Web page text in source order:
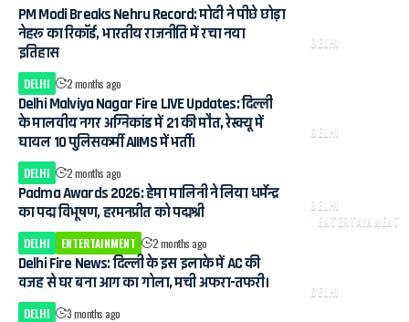
DELHI
PM Modi Breaks Nehru Record: मोदी ने पीछे छोड़ा
नेहरू का रिकॉर्ड, भारतीय राजनीति में रचा नया
इतिहास
DELHI 2 months ago
DELHI
Delhi Malviya Nagar Fire LIVE Updates: दिल्ली
के मालवीय नगर अग्निकांड में 21 की मौत, रेस्क्यू में
घायल 10 पुलिसकर्मी AIIMS में भर्ती।
DELHI 2 months ago
DELHI
ENTERTAINMENT
Padma Awards 2026: हेमा मालिनी ने लिया धर्मेन्द्र
का पद्म विभूषण, हरमनप्रीत को पद्मश्री
DELHI ENTERTAINMENT 2 months ago
DELHI
Delhi Fire News: दिल्ली के इस इलाके में AC की
वजह से घर बना आग का गोला, मची अफरा-तफरी।
DELHI 3 months ago